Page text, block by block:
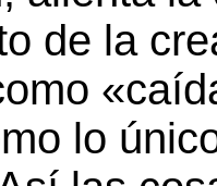
de la
lo